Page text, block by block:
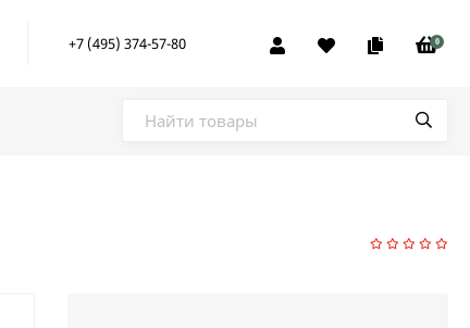
+7 (495) 374-57-80 0